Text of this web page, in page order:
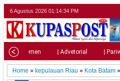
6 Agustus 2026 01:14:35 PM
| Parlemen | Advetorial |
Home » kepulauan Riau » Kota Batam »